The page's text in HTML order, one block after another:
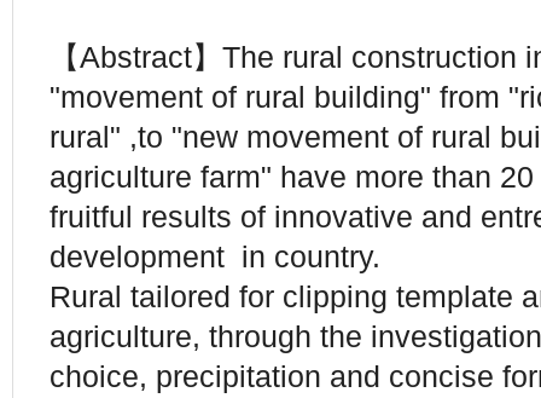
【Abstract】The rural construction
"movement of rural building" from
rural" ,to "new movement of rural
agriculture farm" have more than
fruitful results of innovative and
development in country.
Rural tailored for clipping template
agriculture, through the
choice, precipitation and concise